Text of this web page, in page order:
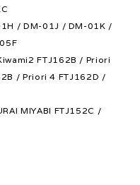
/ DM-01J / DM-01K /
FTJ162B / Priori
/ Priori 4 FTJ162D /
MIYABI FTJ152C /